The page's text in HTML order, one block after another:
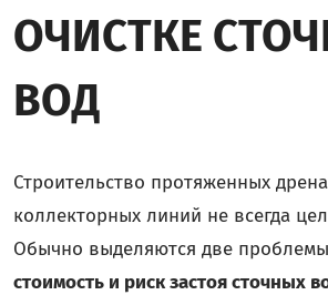
ОЧИСТКЕ
ВОД
Строительство протяженных
коллекторных линий не всегда
Обычно выделяются две
стоимость и риск застоя сточных